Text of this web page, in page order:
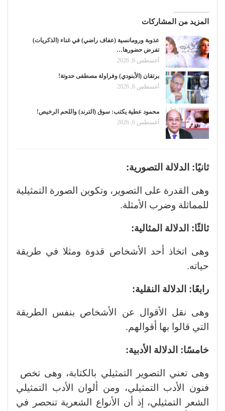
المزيد من المشاركات
عذوبة ورومانسية (عفاف راضي) في غناء (الذكريات)
تفرض حضورها…
أغسطس 6, 2026
برتقان (الأبنودي) وفراولة مصطفى حدوتة!
أغسطس 6, 2026
محمود عطية يكتب: سوق (الترند) واللحم الرخيص!
أغسطس 6, 2026
ثانيًا: الدلالة التصورية:
وهى القدرة على التصوير، وتكوين الصورة التمثيلية
للمماثلة وضرب الأمثلة.
ثالثًا: الدلالة المثالية:
وهى اتخاذ أحد الأشخاص قدوة ومثلا في طريقة
حياته.
رابعًا: الدلالة النقلية:
وهى نقل الأقوال عن الأشخاص بنفس الطريقة
التي قالوا بها أقوالهم.
خامسًا: الدلالة الأدبية:
وهى تعني التصوير التمثيلي بالكتابة، وهى تخص
فنون الأدب التمثيلي، ومن ألوان الأدب التمثيلي
الشعر التمثيلي، إذ أن الأنواع الشعرية تنحصر في